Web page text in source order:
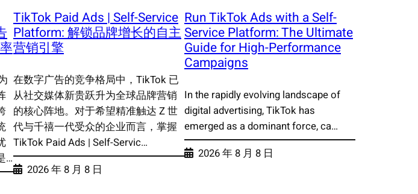
…
TikTok Paid Ads | Self-Service
Platform: 解锁品牌增长的自主
营销引擎
在数字广告的竞争格局中，TikTok 已
从社交媒体新贵跃升为全球品牌营销
的核心阵地。对于希望精准触达 Z 世
代与千禧一代受众的企业而言，掌握
TikTok Paid Ads | Self-Servic…
2026 年 8 月 8 日
Run TikTok Ads with a Self-
Service Platform: The Ultimate
Guide for High-Performance
Campaigns
In the rapidly evolving landscape of
digital advertising, TikTok has
emerged as a dominant force, ca…
2026 年 8 月 8 日